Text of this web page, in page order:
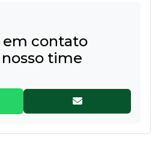
em contato
time